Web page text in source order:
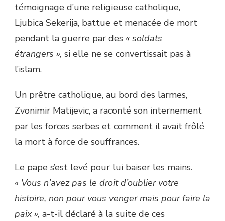
témoignage d’une religieuse catholique,
Ljubica Sekerija, battue et menacée de mort
pendant la guerre par des « soldats
étrangers », si elle ne se convertissait pas à
l’islam.
Un prêtre catholique, au bord des larmes,
Zvonimir Matijevic, a raconté son internement
par les forces serbes et comment il avait frôlé
la mort à force de souffrances.
Le pape s’est levé pour lui baiser les mains.
« Vous n’avez pas le droit d’oublier votre
histoire, non pour vous venger mais pour faire la
paix », a-t-il déclaré à la suite de ces